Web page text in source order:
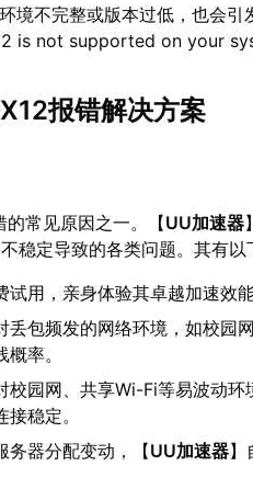
境不完整或版本过低，也会引
is not supported on your
报错解决方案
常见原因之一。【UU加速器
稳定导致的各类问题。其有以
试用，亲身体验其卓越加速效
丢包频发的网络环境，如校园
率。
校园网、共享Wi-Fi等易波动环
稳定。
务器分配变动，【UU加速器】